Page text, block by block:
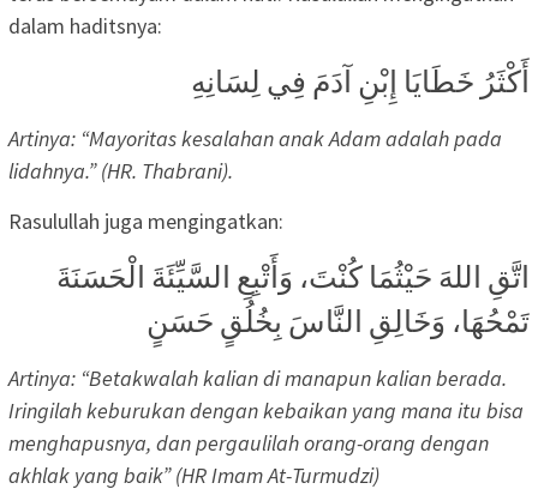
dalam haditsnya:
أَكْثَرُ خَطَايَا إِبْنِ آدَمَ فِي لِسَانِهِ
Artinya: “Mayoritas kesalahan anak Adam adalah pada
lidahnya.” (HR. Thabrani).
Rasulullah juga mengingatkan:
تَمْحُهَا، وَخَالِقِ النَّاسَ بِخُلُقٍ حَسَنٍ
Artinya: “Betakwalah kalian di manapun kalian berada.
Iringilah keburukan dengan kebaikan yang mana itu bisa
menghapusnya, dan pergaulilah orang-orang dengan
akhlak yang baik” (HR Imam At-Turmudzi)